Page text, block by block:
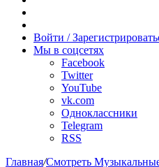
радио
Войти /
Мы в соцсетях
Facebook
Twitter
YouTube
vk.com
Одноклассники
Telegram
RSS
Главная/Смотреть